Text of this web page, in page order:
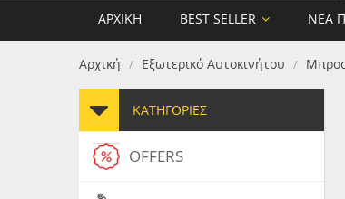
ΑΡΧΙΚΉ BEST SELLER ΝΈΑ
Αρχική / Εξωτερικό Αυτοκινήτου /
ΚΑΤΗΓΟΡΊΕΣ
OFFERS